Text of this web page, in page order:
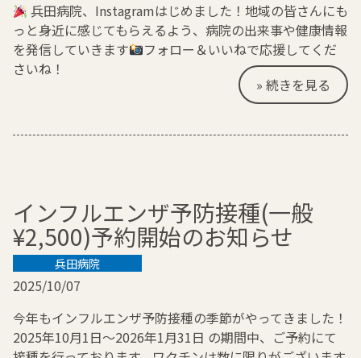
兵田病院、Instagramはじめました！地域の皆さんにも
っと身近に感じてもらえるよう、病院の出来事や健康情報
を発信していきます
フォロー＆いいねで応援してくだ
さいね！
» 続きを見る
インフルエンザ予防接種(一般
¥2,500)予約開始のお知らせ
兵田病院
2025/10/07
今年もインフルエンザ予防接種の季節がやってきました！
2025年10月1日～2026年1月31日 の期間中、ご予約にて